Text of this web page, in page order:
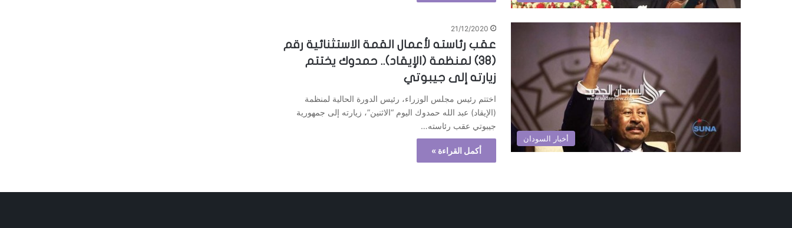
أخبار السودان
21/12/2020
عقب رئاسته لأعمال القمة الاستثنائية رقم
(38) لمنظمة (الإيقاد).. حمدوك يختتم
زيارته إلى جيبوتي
اختتم رئيس مجلس الوزراء، رئيس الدورة الحالية لمنظمة
(الإيقاد) عبد الله حمدوك اليوم “الاثنين”، زيارته إلى جمهورية
جيبوتي عقب رئاسته…
أكمل القراءة »